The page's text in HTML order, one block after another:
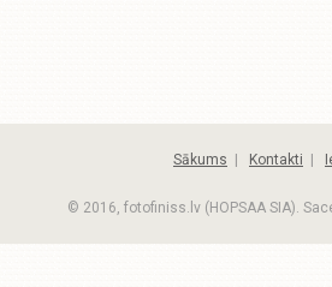
Sākums Kontakti
© 2016, fotofiniss.lv (HOPSAA SIA).